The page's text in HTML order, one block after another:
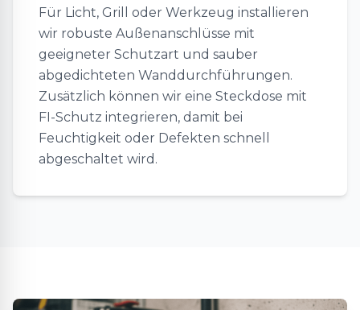
Für Licht, Grill oder Werkzeug installieren
wir robuste Außenanschlüsse mit
geeigneter Schutzart und sauber
abgedichteten Wanddurchführungen.
Zusätzlich können wir eine Steckdose mit
FI-Schutz integrieren, damit bei
Feuchtigkeit oder Defekten schnell
abgeschaltet wird.